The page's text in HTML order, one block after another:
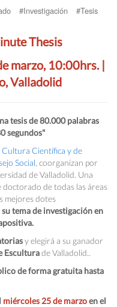
#Investigación
#Tesis
Thesis
marzo, 10:00hrs. |
Valladolid
tesis de 80.000 palabras
segundos"
Cultura Científica y de
Social , coorganizan por
de Valladolid. Una
doctorado de todas las áreas
mejores dotes
tema de investigación en
y elegirá a su ganador
Esculturade Valladolid..
de forma gratuita hasta
miércoles 25 de marzoen el